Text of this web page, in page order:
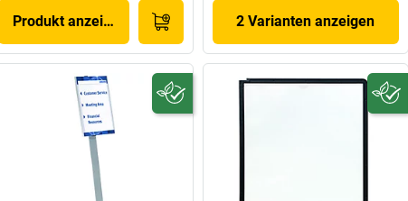
Produkt anzeigen 2 Varianten anzeigen